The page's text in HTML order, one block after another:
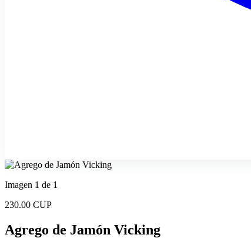
Imagen 1 de 1
230.00 CUP
Agrego de Jamón Vicking